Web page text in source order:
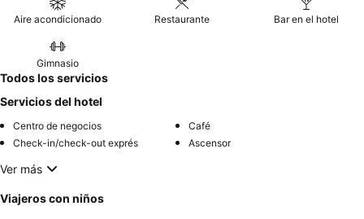
Aire acondicionado Restaurante Bar en el hotel
Gimnasio
Todos los servicios
Servicios del hotel
Centro de negocios
Café
Check-in/check-out exprés
Ascensor
Ver más
Viajeros con niños